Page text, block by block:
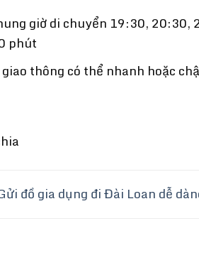
giờ di chuyển 19:30, 20:30,
phút
thông có thể nhanh hoặc
đồ gia dụng đi Đài Loan dễ